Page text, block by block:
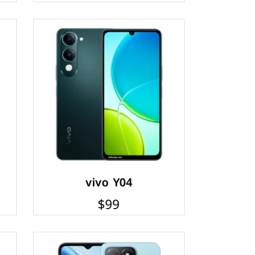
vivo Y04
$99
الشاشة:
المعالج:
الكاميرات:خلفية 50+AI م.ب / امامية 5 م.ب
الذاكرة+الرام:128 + 4 جيجابايت
نظام التشغيل:Android 14
البطارية:5200 مللي امبير - 10 واط
عرض المواصفات ←